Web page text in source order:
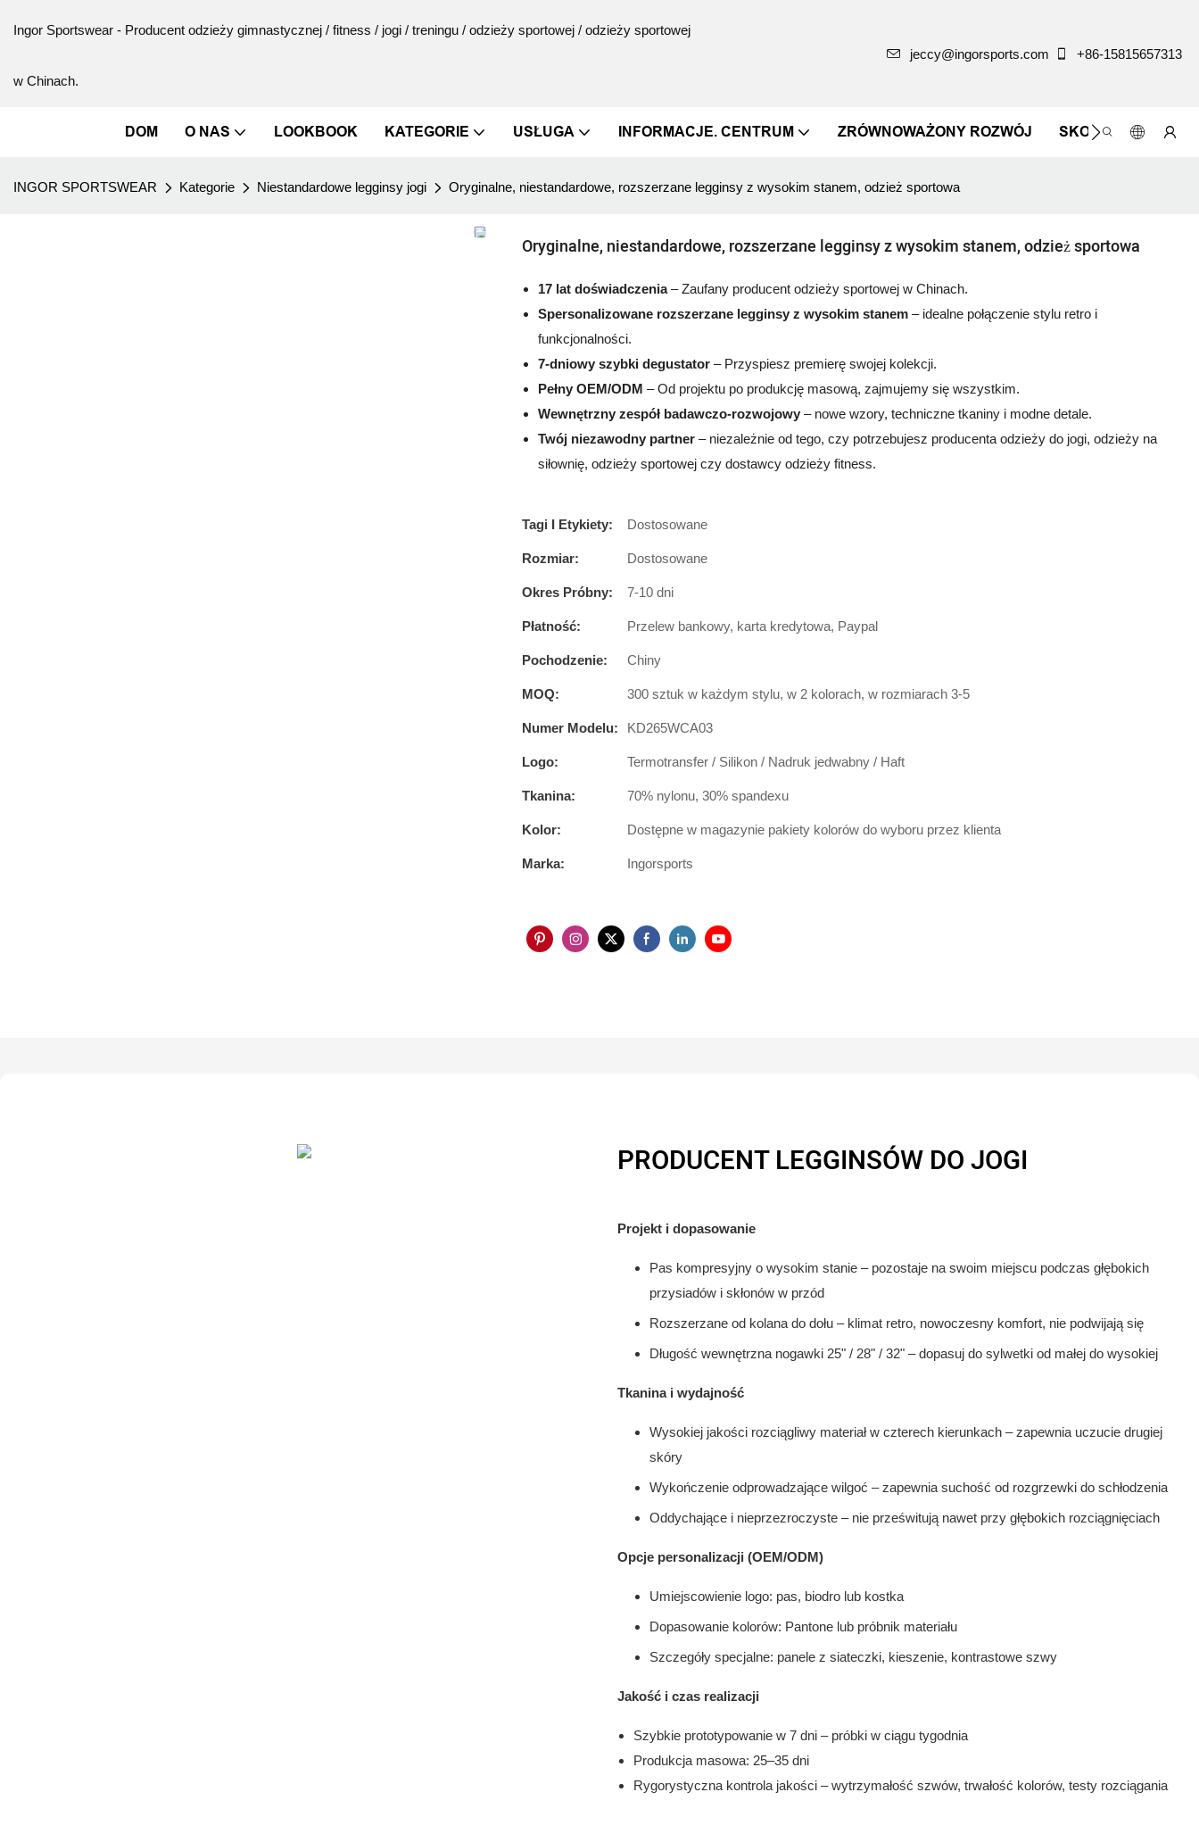
Ingor Sportswear - Producent odzieży gimnastycznej / fitness / jogi / treningu / odzieży sportowej / odzieży sportowej
w Chinach.
jeccy@ingorsports.com +86-15815657313
DOM O NAS LOOKBOOK KATEGORIE USŁUGA INFORMACJE. CENTRUM ZRÓWNOWAŻONY ROZWÓJ SKONTAKTUJ SIĘ
INGOR SPORTSWEAR Kategorie Niestandardowe legginsy jogi Oryginalne, niestandardowe, rozszerzane legginsy z wysokim stanem, odzież sportowa
Oryginalne, niestandardowe, rozszerzane legginsy z wysokim stanem, odzież sportowa
17 lat doświadczenia– Zaufany producent odzieży sportowej w Chinach.
Spersonalizowane rozszerzane legginsy z wysokim stanem – idealne połączenie stylu retro i
funkcjonalności.
7-dniowy szybki degustator – Przyspiesz premierę swojej kolekcji.
Pełny OEM/ODM – Od projektu po produkcję masową, zajmujemy się wszystkim.
Wewnętrzny zespół badawczo-rozwojowy – nowe wzory, techniczne tkaniny i modne detale.
Twój niezawodny partner – niezależnie od tego, czy potrzebujesz producenta odzieży do jogi, odzieży na
siłownię, odzieży sportowej czy dostawcy odzieży fitness.
Tagi I Etykiety: Dostosowane
Rozmiar: Dostosowane
Okres Próbny: 7-10 dni
Płatność: Przelew bankowy, karta kredytowa, Paypal
Pochodzenie: Chiny
MOQ: 300 sztuk w każdym stylu, w 2 kolorach, w rozmiarach 3-5
Numer Modelu: KD265WCA03
Logo: Termotransfer / Silikon / Nadruk jedwabny / Haft
Tkanina: 70% nylonu, 30% spandexu
Kolor: Dostępne w magazynie pakiety kolorów do wyboru przez klienta
Marka: Ingorsports
PRODUCENT LEGGINSÓW DO JOGI
Projekt i dopasowanie
Pas kompresyjny o wysokim stanie – pozostaje na swoim miejscu podczas głębokich
przysiadów i skłonów w przód
Rozszerzane od kolana do dołu – klimat retro, nowoczesny komfort, nie podwijają się
Długość wewnętrzna nogawki 25" / 28" / 32" – dopasuj do sylwetki od małej do wysokiej
Tkanina i wydajność
Wysokiej jakości rozciągliwy materiał w czterech kierunkach – zapewnia uczucie drugiej
skóry
Wykończenie odprowadzające wilgoć – zapewnia suchość od rozgrzewki do schłodzenia
Oddychające i nieprzezroczyste – nie prześwitują nawet przy głębokich rozciągnięciach
Opcje personalizacji (OEM/ODM)
Umiejscowienie logo: pas, biodro lub kostka
Dopasowanie kolorów: Pantone lub próbnik materiału
Szczegóły specjalne: panele z siateczki, kieszenie, kontrastowe szwy
Jakość i czas realizacji
Szybkie prototypowanie w 7 dni – próbki w ciągu tygodnia
Produkcja masowa: 25–35 dni
Rygorystyczna kontrola jakości – wytrzymałość szwów, trwałość kolorów, testy rozciągania